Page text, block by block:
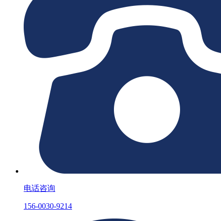
电话咨询
156-0030-9214